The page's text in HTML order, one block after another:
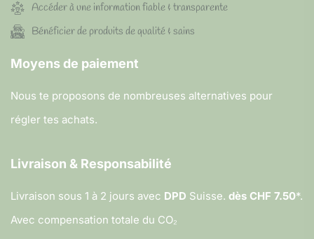
Accéder à une information fiable & transparente
Bénéficier de produits de qualité & sains
Moyens de paiement
Nous te proposons de nombreuses alternatives pour
régler tes achats.
Livraison & Responsabilité
Livraison sous 1 à 2 jours avec DPD Suisse. dès CHF 7.50*.
Avec compensation totale du CO₂